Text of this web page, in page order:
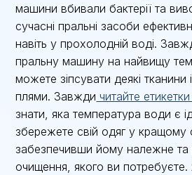
машини вбивали бактерії та
сучасні пральні засоби
навіть у прохолодній воді.
пральну машину на найвищу
можете зіпсувати деякі тканини
плями. Завжди читайте
знати, яка температура води є
збережете свій одяг у кращому
забезпечивши йому належне та
очищення, якого ви